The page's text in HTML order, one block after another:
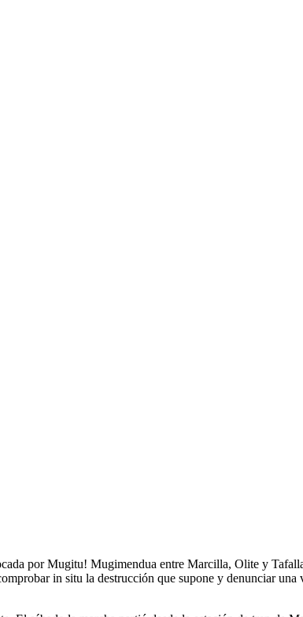
por Mugitu! Mugimendua entre Marcilla, Olite y
in situ la destrucción que supone y denunciar una